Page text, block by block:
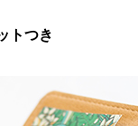
トつき